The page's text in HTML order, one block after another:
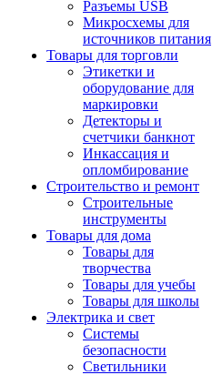
Разъемы USB
Микросхемы для
источников питания
Товары для торговли
Этикетки и
оборудование для
маркировки
Детекторы и
счетчики банкнот
Инкассация и
опломбирование
Строительство и ремонт
Строительные
инструменты
Товары для дома
Товары для
творчества
Товары для учебы
Товары для школы
Электрика и свет
Системы
безопасности
Светильники